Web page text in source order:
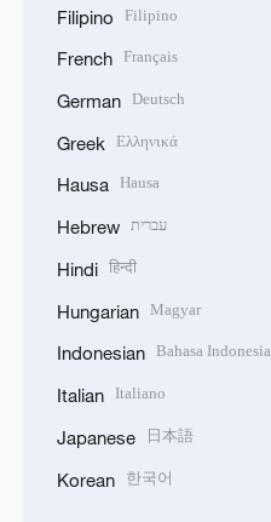
Filipino Filipino
French Français
German Deutsch
Greek Ελληνικά
Hausa Hausa
Hebrew עברית
Hindi हिन्दी
Hungarian Magyar
Indonesian Bahasa Indonesia
Italian Italiano
Japanese 日本語
Korean 한국어